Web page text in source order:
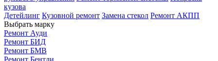
кузова
Детейлинг Кузовной ремонт Замена стекол Ремонт АКПП
Выбрать марку
Ремонт Ауди
Ремонт БИД
Ремонт БМВ
Ремонт Бентли